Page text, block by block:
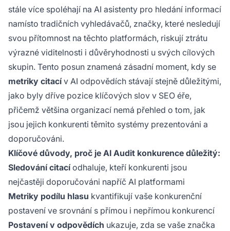
stále více spoléhají na AI asistenty pro hledání informací
namísto tradičních vyhledávačů, značky, které nesledují
svou přítomnost na těchto platformách, riskují ztrátu
výrazné viditelnosti i důvěryhodnosti u svých cílových
skupin. Tento posun znamená zásadní moment, kdy se
metriky citacív AI odpovědích stávají stejně důležitými,
jako byly dříve pozice klíčových slov v SEO éře,
přičemž většina organizací nemá přehled o tom, jak
jsou jejich konkurenti těmito systémy prezentováni a
doporučováni.
Klíčové důvody, proč je AI Audit konkurence důležitý:
Sledování citacíodhaluje, kteří konkurenti jsou
nejčastěji doporučováni napříč AI platformami
Metriky podílu hlasu kvantifikují vaše konkurenční
postavení ve srovnání s přímou i nepřímou konkurencí
Postavení v odpovědích ukazuje, zda se vaše značka